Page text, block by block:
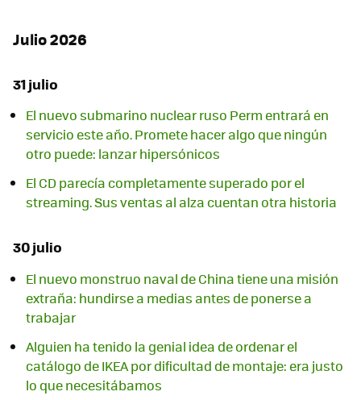
Julio 2026
31 julio
El nuevo submarino nuclear ruso Perm entrará en
servicio este año. Promete hacer algo que ningún
otro puede: lanzar hipersónicos
El CD parecía completamente superado por el
streaming. Sus ventas al alza cuentan otra historia
30 julio
El nuevo monstruo naval de China tiene una misión
extraña: hundirse a medias antes de ponerse a
trabajar
Alguien ha tenido la genial idea de ordenar el
catálogo de IKEA por dificultad de montaje: era justo
lo que necesitábamos